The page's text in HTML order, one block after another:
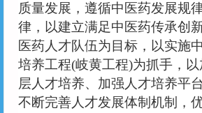
质量发展，遵循中医药发展规
律，以建立满足中医药传承创
医药人才队伍为目标，以实施
培养工程(岐黄工程)为抓手，
层人才培养、加强人才培养平
不断完善人才发展体制机制，